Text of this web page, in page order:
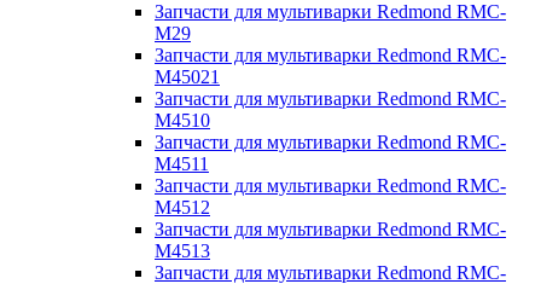
Запчасти для мультиварки Redmond RMC-
M29
Запчасти для мультиварки Redmond RMC-
M45021
Запчасти для мультиварки Redmond RMC-
M4510
Запчасти для мультиварки Redmond RMC-
M4511
Запчасти для мультиварки Redmond RMC-
M4512
Запчасти для мультиварки Redmond RMC-
M4513
Запчасти для мультиварки Redmond RMC-